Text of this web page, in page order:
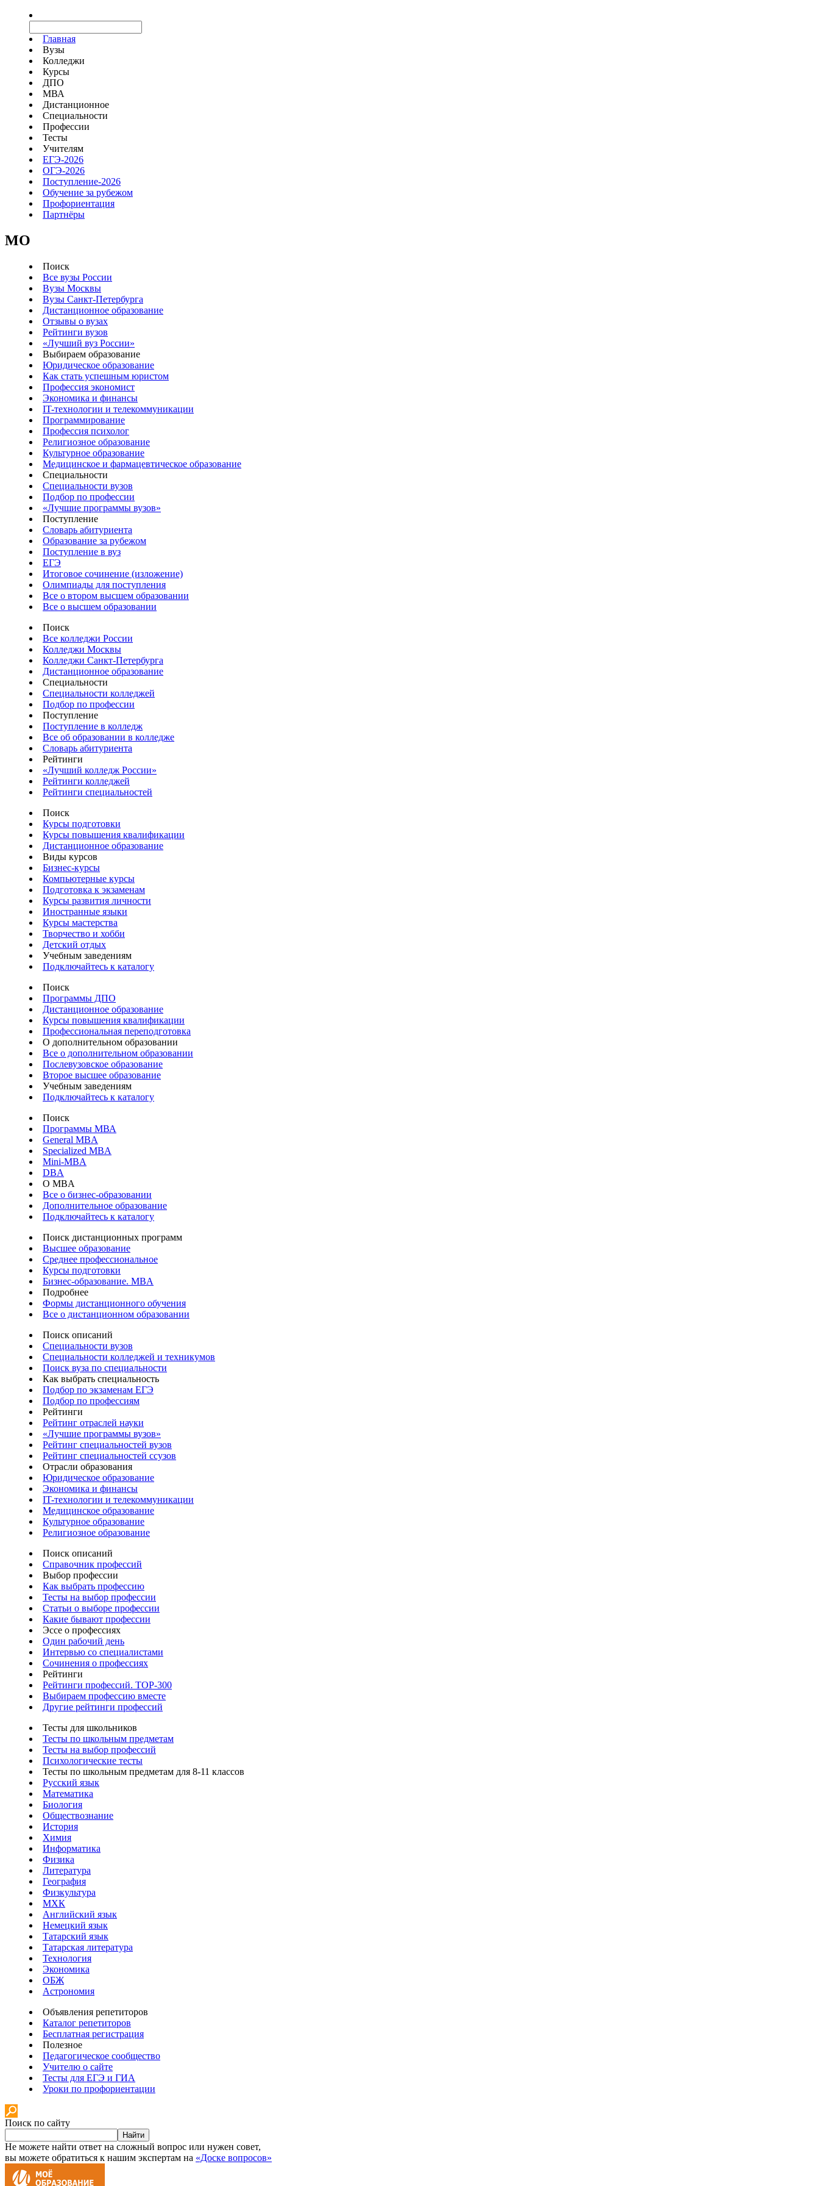
Главная
Вузы
Колледжи
Курсы
ДПО
МВА
Дистанционное
Специальности
Профессии
Тесты
Учителям
ЕГЭ-2026
ОГЭ-2026
Поступление-2026
Обучение за рубежом
Профориентация
Партнёры
MO
Поиск
Все вузы России
Вузы Москвы
Вузы Санкт-Петербурга
Дистанционное образование
Отзывы о вузах
Рейтинги вузов
«Лучший вуз России»
Выбираем образование
Юридическое образование
Как стать успешным юристом
Профессия экономист
Экономика и финансы
IT-технологии и телекоммуникации
Программирование
Профессия психолог
Религиозное образование
Культурное образование
Медицинское и фармацевтическое образование
Специальности
Специальности вузов
Подбор по профессии
«Лучшие программы вузов»
Поступление
Словарь абитуриента
Образование за рубежом
Поступление в вуз
ЕГЭ
Итоговое сочинение (изложение)
Олимпиады для поступления
Все о втором высшем образовании
Все о высшем образовании
Поиск
Все колледжи России
Колледжи Москвы
Колледжи Санкт-Петербурга
Дистанционное образование
Специальности
Специальности колледжей
Подбор по профессии
Поступление
Поступление в колледж
Все об образовании в колледже
Словарь абитуриента
Рейтинги
«Лучший колледж России»
Рейтинги колледжей
Рейтинги специальностей
Поиск
Курсы подготовки
Курсы повышения квалификации
Дистанционное образование
Виды курсов
Бизнес-курсы
Компьютерные курсы
Подготовка к экзаменам
Курсы развития личности
Иностранные языки
Курсы мастерства
Творчество и хобби
Детский отдых
Учебным заведениям
Подключайтесь к каталогу
Поиск
Программы ДПО
Дистанционное образование
Курсы повышения квалификации
Профессиональная переподготовка
О дополнительном образовании
Все о дополнительном образовании
Послевузовское образование
Второе высшее образование
Учебным заведениям
Подключайтесь к каталогу
Поиск
Программы МВА
General MBA
Specialized MBA
Mini-MBA
DBA
О MBA
Все о бизнес-образовании
Дополнительное образование
Подключайтесь к каталогу
Поиск дистанционных программ
Высшее образование
Среднее профессиональное
Курсы подготовки
Бизнес-образование. MBA
Подробнее
Формы дистанционного обучения
Все о дистанционном образовании
Поиск описаний
Специальности вузов
Специальности колледжей и техникумов
Поиск вуза по специальности
Как выбрать специальность
Подбор по экзаменам ЕГЭ
Подбор по профессиям
Рейтинги
Рейтинг отраслей науки
«Лучшие программы вузов»
Рейтинг специальностей вузов
Рейтинг специальностей ссузов
Отрасли образования
Юридическое образование
Экономика и финансы
IT-технологии и телекоммуникации
Медицинское образование
Культурное образование
Религиозное образование
Поиск описаний
Справочник профессий
Выбор профессии
Как выбрать профессию
Тесты на выбор профессии
Статьи о выборе профессии
Какие бывают профессии
Эссе о профессиях
Один рабочий день
Интервью со специалистами
Сочинения о профессиях
Рейтинги
Рейтинги профессий. TOP-300
Выбираем профессию вместе
Другие рейтинги профессий
Тесты для школьников
Тесты по школьным предметам
Тесты на выбор профессий
Психологические тесты
Тесты по школьным предметам для 8-11 классов
Русский язык
Математика
Биология
Обществознание
История
Химия
Информатика
Физика
Литература
География
Физкультура
МХК
Английский язык
Немецкий язык
Татарский язык
Татарская литература
Технология
Экономика
ОБЖ
Астрономия
Объявления репетиторов
Каталог репетиторов
Бесплатная регистрация
Полезное
Педагогическое сообщество
Учителю о сайте
Тесты для ЕГЭ и ГИА
Уроки по профориентации
Поиск по сайту
Найти
Не можете найти ответ на сложный вопрос или нужен совет,
вы можете обратиться к нашим экспертам на «Доске вопросов»